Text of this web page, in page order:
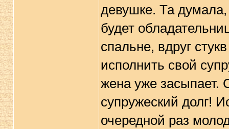
девушке. Та думала,
будет
спальне, вдруг
исполнить свой
жена уже засыпает.
супружеский долг!
очередной раз